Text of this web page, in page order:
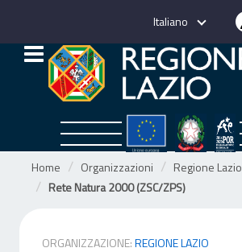
Italiano
Home Organizzazioni
Regione Lazio
Rete Natura 2000 (ZSC/ZPS)
ORGANIZZAZIONE:REGIONE LAZIO